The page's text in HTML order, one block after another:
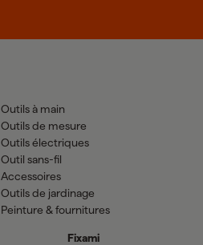
Outils à main
Outils de mesure
Outils électriques
Outil sans-fil
Accessoires
Outils de jardinage
Peinture & fournitures
Fixami